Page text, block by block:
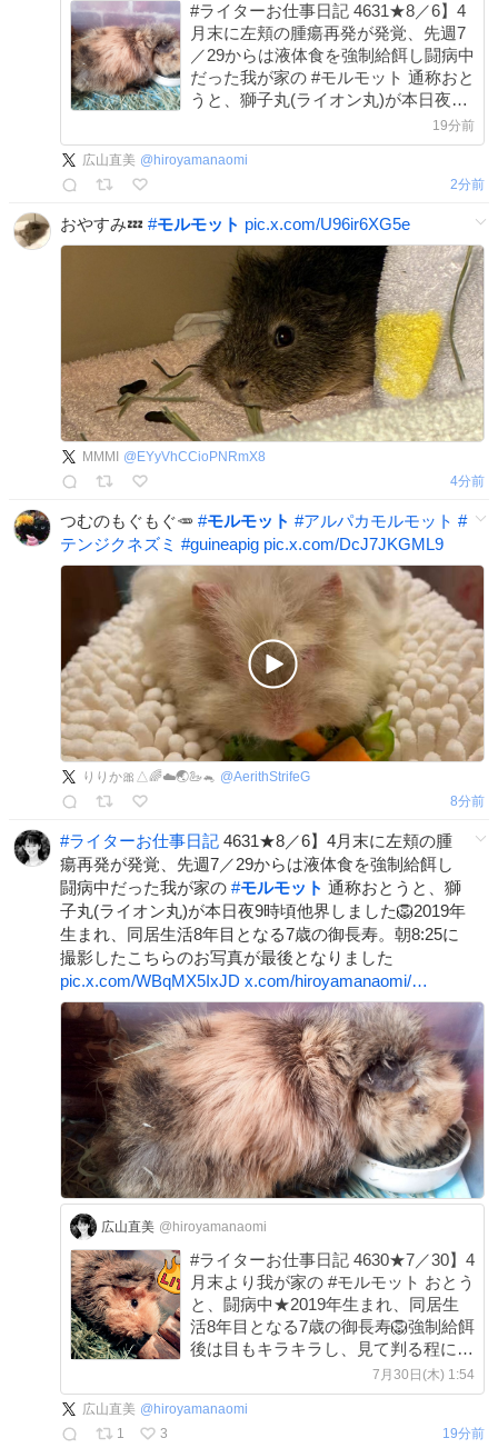
#ライターお仕事日記 4631★8／6】4
月末に左頬の腫瘍再発が発覚、先週7
／29からは液体食を強制給餌し闘病中
だった我が家の #モルモット 通称おと
うと、獅子丸(ライオン丸)が本日夜9
時頃他界しました🦁2019年生まれ、
同居生活8年目となる7歳の御長寿。朝
8:25に撮影したこちらのお写真が最後
19分前
広山直美 @ hiroyamanaomi
2分前
おやすみ💤 #モルモット pic.x.com/U96ir6XG5e
MMMI @ EYyVhCCioPNRmX8
4分前
つむのもぐもぐ🥕 #モルモット #アルパカモルモット #
テンジクネズミ #guineapig pic.x.com/DcJ7JKGML9
りりか🎀△🌈☁️🌏🦢🐁 @AerithStrifeG
8分前
#ライターお仕事日記 4631★8／6】4月末に左頬の腫
瘍再発が発覚、先週7／29からは液体食を強制給餌し
闘病中だった我が家の #モルモット 通称おとうと、獅
子丸(ライオン丸)が本日夜9時頃他界しました🦁2019年
生まれ、同居生活8年目となる7歳の御長寿。朝8:25に
撮影したこちらのお写真が最後となりました
pic.x.com/WBqMX5IxJD x.com/hiroyamanaomi/…
広山直美 @hiroyamanaomi
#ライターお仕事日記 4630★7／30】4
月末より我が家の #モルモット おとう
と、闘病中★2019年生まれ、同居生
活8年目となる7歳の御長寿🦁強制給餌
後は目もキラキラし、見て判る程に元
気な様子に。思えば私自身も風邪気味
等体調不良の時はカレーや焼肉をガッ
ツリ食べて回復する。食べる事の大切
さを痛感 x.com/hiroyamanaomi/…
7月30日(木) 1:54
広山直美 @ hiroyamanaomi
1
3 19分前